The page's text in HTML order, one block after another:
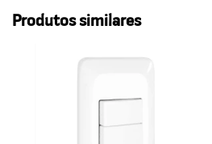
Produtos similares